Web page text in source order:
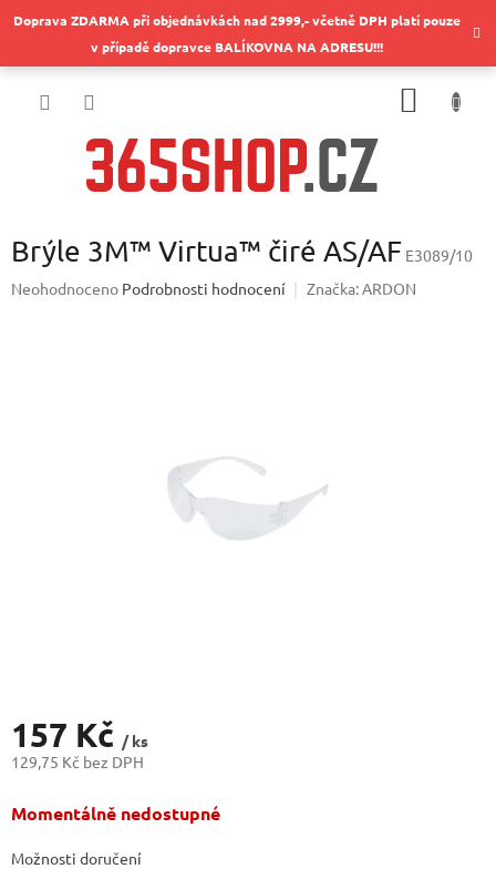
naDoprava ZDARMA při objednávkách nad 2999,- včetně DPH platí pouze
v případě dopravce BALÍKOVNA NA ADRESU!!!
Brýle 3M™ Virtua™ čiré AS/AF E3089/10
Průměrné
Neohodnoceno Podrobnosti hodnocení Značka:ARDON
157 Kč / ks
129,75 Kč bez DPH
cena:
Momentálně nedostupné
Možnosti doručení